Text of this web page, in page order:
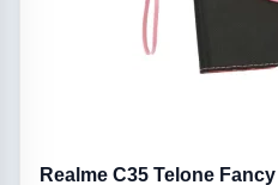
Realme C35 Telone